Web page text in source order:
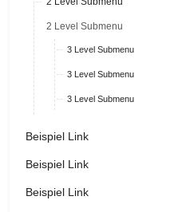
2 Level Submenu
3 Level Submenu
3 Level Submenu
3 Level Submenu
Beispiel Link
Beispiel Link
Beispiel Link